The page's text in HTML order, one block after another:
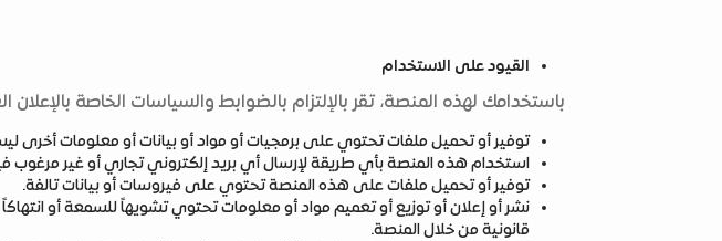
القيود على الاستخدام
باستخدامك لهذه المنصة، تقر بالإلتزام بالضوابط والسياسات الخاصة
توفير أو تحميل ملفات تحتوي على برمجيات أو مواد أو بيانات أو معلومات أخرى
استخدام هذه المنصة بأي طريقة لإرسال أي بريد إلكتروني تجاري أو غير مرغوب
توفير أو تحميل ملفات على هذه المنصة تحتوي على فيروسات أو بيانات تالفة.
نشر أو إعلان أو توزيع أو تعميم مواد أو معلومات تحتوي تشويهاً للسمعة أو انتهاكاً
قانونية من خلال المنصة.